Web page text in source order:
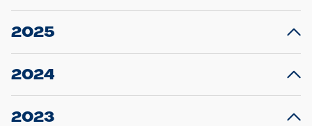
2025
23.12.2025
Projekt S5: Start der Bauarbeiten am
2024
10.12.2024
Großprojekt S5: Sperrung der Bahnstraße in
2023